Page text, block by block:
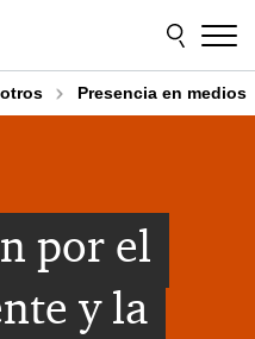
Presencia en medios
por el
y la